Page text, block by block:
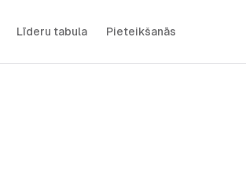
Līderu tabula Pieteikšanās